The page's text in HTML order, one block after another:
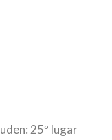
25º lugar